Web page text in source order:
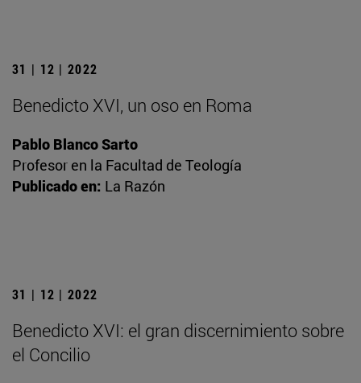
31 | 12 | 2022
Benedicto XVI, un oso en Roma
Pablo Blanco Sarto
Profesor en la Facultad de Teología
Publicado en: La Razón
31 | 12 | 2022
Benedicto XVI: el gran discernimiento sobre
el Concilio